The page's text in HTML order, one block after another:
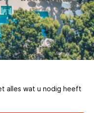
alles wat u nodig heeft